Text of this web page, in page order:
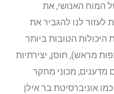
המוח האנושי, את
לעזור לנו להגביר את
הטובות ביותר
מראש), חוסן, יצירתיות
מדענים, מכוני מחקר
אוניברסיטת בר אילן